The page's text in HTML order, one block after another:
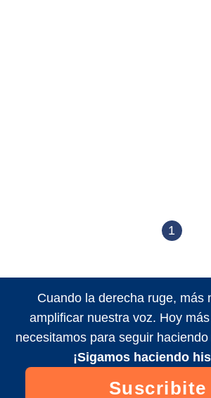
1
Cuando la derecha ruge, más
amplificar nuestra voz. Hoy
necesitamos para seguir
¡Sigamos haciendo
Suscribite